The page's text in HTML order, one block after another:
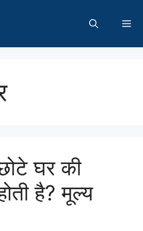
घर की
है? मूल्य